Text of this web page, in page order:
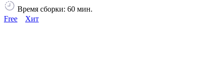
Время сборки: 60 мин.
Free
Хит